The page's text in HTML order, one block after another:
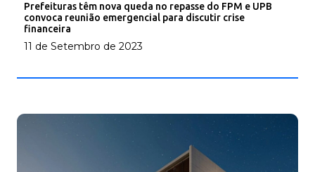
Prefeituras têm nova queda no repasse do FPM e UPB
convoca reunião emergencial para discutir crise
financeira
11 de Setembro de 2023